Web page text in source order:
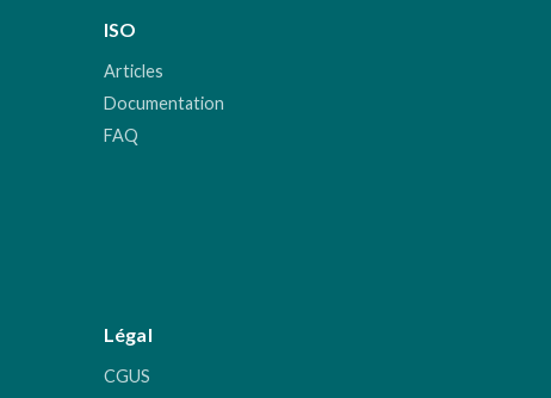
ISO
Articles
Documentation
FAQ
Légal
CGUS